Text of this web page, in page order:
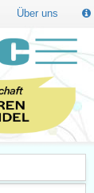
Über uns